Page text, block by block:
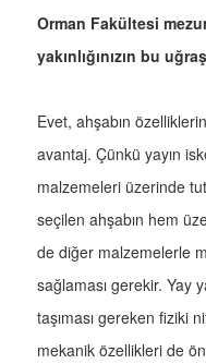
Orman Fakültesi
yakınlığınızın bu
Evet, ahşabın
avantaj. Çünkü yayın
malzemeleri üzerinde
seçilen ahşabın hem
de diğer malzemelerle
sağlaması gerekir. Yay
taşıması gereken fiziki
mekanik özellikleri de